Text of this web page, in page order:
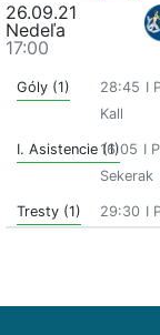
26.09.21
Nedeľa
17:00
Góly (1) 28:45 I
Kall
I. Asistencie (1)16:05 I
Sekerak
Tresty (1) 29:30 I